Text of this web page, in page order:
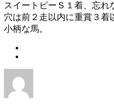
スイートピーＳ１着、忘れ
穴は前２走以内に重賞３着
小柄な馬。